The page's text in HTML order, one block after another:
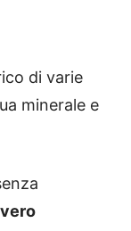
di varie
minerale e